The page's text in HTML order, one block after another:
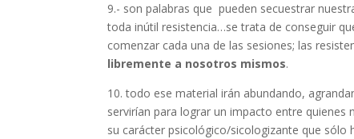
9.- son palabras que pueden secuestrar
toda inútil resistencia…se trata de conseguir
comenzar cada una de las sesiones; las
libremente a nosotros mismos.
10. todo ese material irán abundando,
servirían para lograr un impacto entre quienes
su carácter psicológico/sicologizante que sólo